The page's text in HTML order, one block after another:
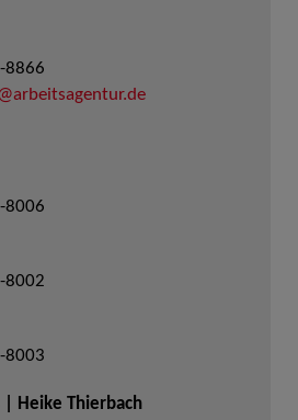
8866
8006
8002
8003
| Heike Thierbach